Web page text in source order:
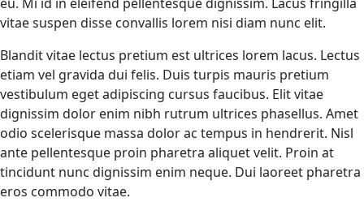
eu. Mi id in eleifend pellentesque dignissim. Lacus fringilla
vitae suspen disse convallis lorem nisi diam nunc elit.
Blandit vitae lectus pretium est ultrices lorem lacus. Lectus
etiam vel gravida dui felis. Duis turpis mauris pretium
vestibulum eget adipiscing cursus faucibus. Elit vitae
dignissim dolor enim nibh rutrum ultrices phasellus. Amet
odio scelerisque massa dolor ac tempus in hendrerit. Nisl
ante pellentesque proin pharetra aliquet velit. Proin at
tincidunt nunc dignissim enim neque. Dui laoreet pharetra
eros commodo vitae.